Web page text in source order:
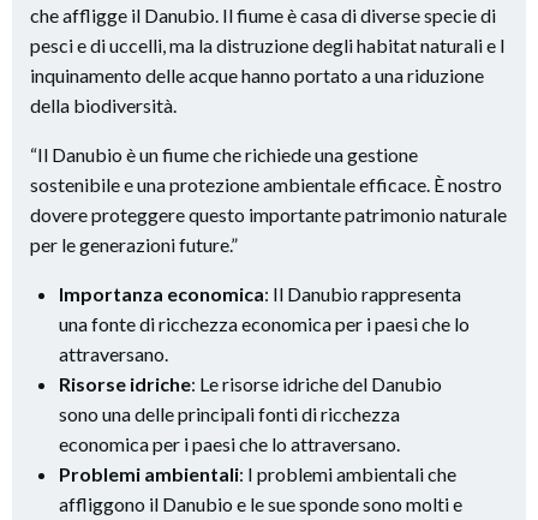
che affligge il Danubio. Il fiume è casa di diverse specie di
pesci e di uccelli, ma la distruzione degli habitat naturali e l
inquinamento delle acque hanno portato a una riduzione
della biodiversità.
“Il Danubio è un fiume che richiede una gestione
sostenibile e una protezione ambientale efficace. È nostro
dovere proteggere questo importante patrimonio naturale
per le generazioni future.”
Importanza economica: Il Danubio rappresenta
una fonte di ricchezza economica per i paesi che lo
attraversano.
Risorse idriche: Le risorse idriche del Danubio
sono una delle principali fonti di ricchezza
economica per i paesi che lo attraversano.
Problemi ambientali: I problemi ambientali che
affliggono il Danubio e le sue sponde sono molti e